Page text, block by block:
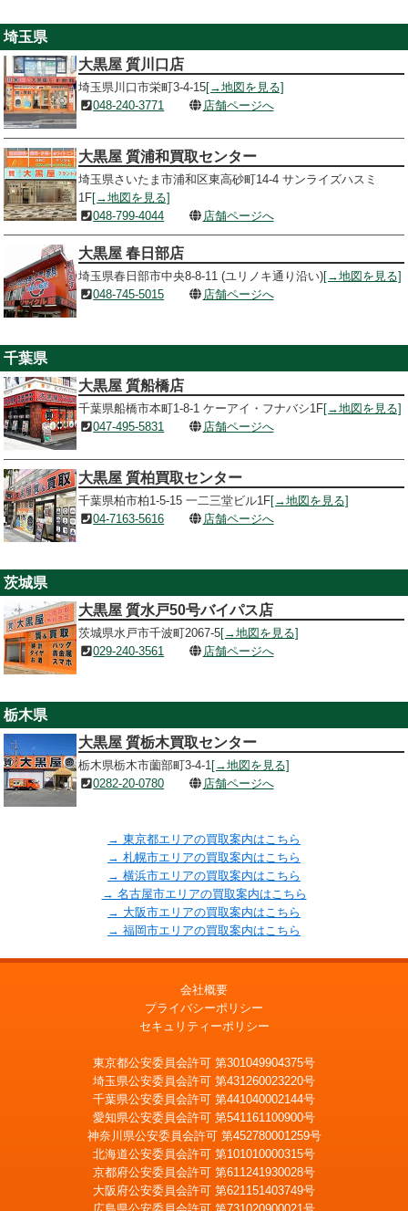
埼玉県
大黒屋 質川口店
埼玉県川口市栄町3-4-15[→地図を見る]
048-240-3771
店舗ページへ
大黒屋 質浦和買取センター
埼玉県さいたま市浦和区東高砂町14-4 サンライズハスミ
1F[→地図を見る]
048-799-4044
店舗ページへ
大黒屋 春日部店
埼玉県春日部市中央8-8-11 (ユリノキ通り沿い)[→地図を見る]
048-745-5015
店舗ページへ
千葉県
大黒屋 質船橋店
千葉県船橋市本町1-8-1 ケーアイ・フナバシ1F[→地図を見る]
047-495-5831
店舗ページへ
大黒屋 質柏買取センター
千葉県柏市柏1-5-15 一二三堂ビル1F[→地図を見る]
04-7163-5616
店舗ページへ
茨城県
大黒屋 質水戸50号バイパス店
茨城県水戸市千波町2067-5[→地図を見る]
029-240-3561
店舗ページへ
栃木県
大黒屋 質栃木買取センター
栃木県栃木市薗部町3-4-1[→地図を見る]
0282-20-0780
店舗ページへ
→ 東京都エリアの買取案内はこちら
→ 札幌市エリアの買取案内はこちら
→ 横浜市エリアの買取案内はこちら
→ 名古屋市エリアの買取案内はこちら
→ 大阪市エリアの買取案内はこちら
→ 福岡市エリアの買取案内はこちら
会社概要
プライバシーポリシー
セキュリティーポリシー
東京都公安委員会許可 第301049904375号
埼玉県公安委員会許可 第431260023220号
千葉県公安委員会許可 第441040002144号
愛知県公安委員会許可 第541161100900号
神奈川県公安委員会許可 第452780001259号
北海道公安委員会許可 第101010000315号
京都府公安委員会許可 第611241930028号
大阪府公安委員会許可 第621151403749号